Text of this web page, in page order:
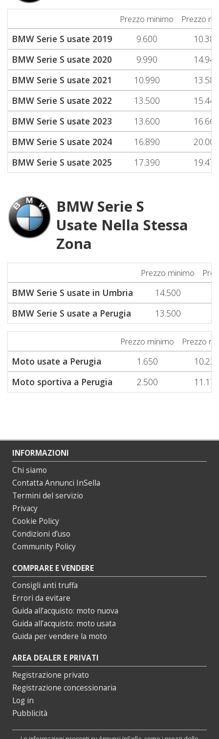
Prezzo minimo Prezzo
BMW Serie S usate 2019 9.600
10.380
BMW Serie S usate 2020
9.990
14.940
BMW Serie S usate 2021
10.990
13.580
BMW Serie S usate 2022
13.500
15.440
BMW Serie S usate 2023
13.600
16.660
BMW Serie S usate 2024
16.890
20.000
BMW Serie S usate 2025
17.390 19.470
BMW Serie S
Usate Nella Stessa
Zona
Prezzo minimo
BMW Serie S usate in Umbria 14.500
BMW Serie S usate a Perugia
13.500
Prezzo minimo Prezzo
Moto usate a Perugia 1.650
Moto sportiva a Perugia
2.500
INFORMAZIONI
Chi siamo
Contatta Annunci InSella
Termini del servizio
Privacy
Cookie Policy
Condizioni d’uso
Community Policy
COMPRARE E VENDERE
Consigli anti truffa
Errori da evitare
Guida all’acquisto: moto nuova
Guida all’acquisto: moto usata
Guida per vendere la moto
AREA DEALER E PRIVATI
Registrazione privato
Registrazione concessionaria
Log in
Pubblicità